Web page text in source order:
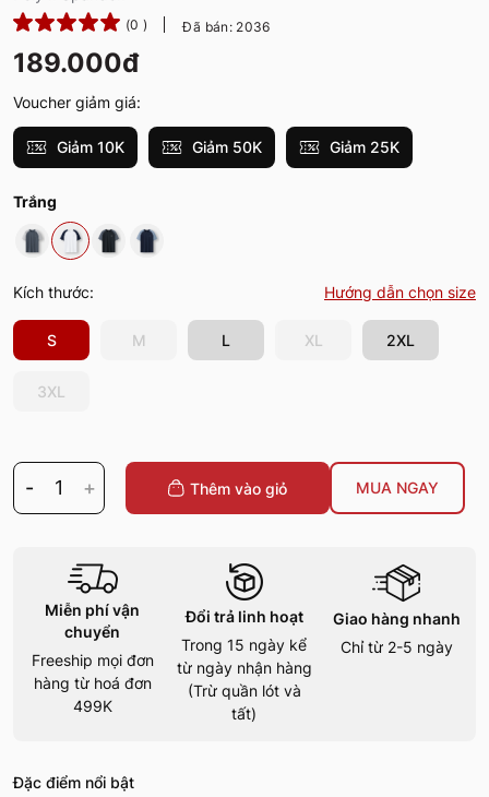
(0 ) Đã bán: 2036
189.000đ
Voucher giảm giá:
Giảm 10K Giảm 50K Giảm 25K
Trắng
Kích thước: Hướng dẫn chọn size
S M L XL 2XL
3XL
- 1 + Thêm vào giỏ MUA NGAY
Miễn phí vận
chuyển
Freeship mọi đơn
hàng từ hoá đơn
499K
Đổi trả linh hoạt
Trong 15 ngày kể
từ ngày nhận hàng
(Trừ quần lót và
tất)
Giao hàng nhanh
Chỉ từ 2-5 ngày
Đặc điểm nổi bật